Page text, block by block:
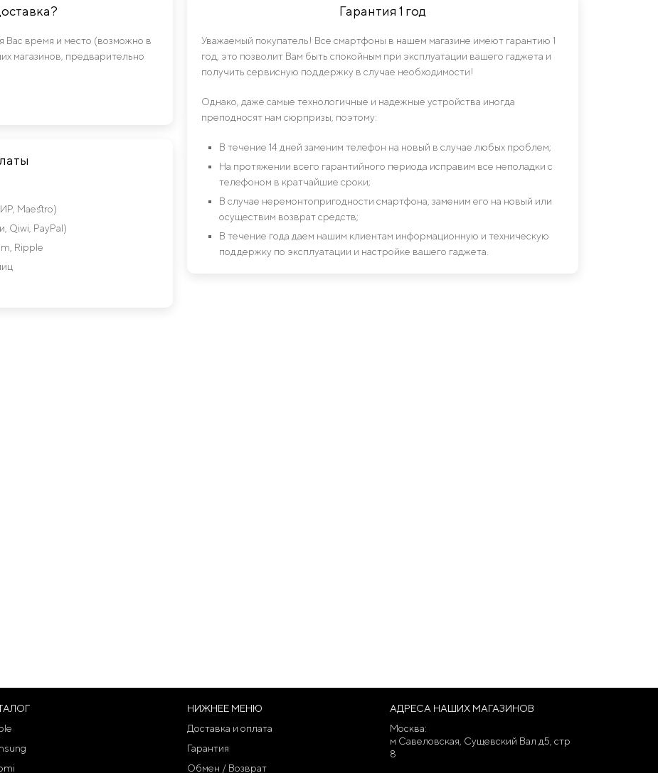
Вас время и место (возможно в
магазинов, предварительно
Maestro)
Qiwi, PayPal)
Ripple
Гарантия 1 год
Уважаемый покупатель! Все смартфоны в нашем магазине имеют гарантию 1
год, это позволит Вам быть спокойным при эксплуатации вашего гаджета и
получить сервисную поддержку в случае необходимости!
Однако, даже самые технологичные и надежные устройства иногда
преподносят нам сюрпризы, поэтому:
В течение 14 дней заменим телефон на новый в случае любых проблем;
На протяжении всего гарантийного периода исправим все неполадки с
телефоном в кратчайшие сроки;
В случае неремонтопригодности смартфона, заменим его на новый или
осуществим возврат средств;
В течение года даем нашим клиентам информационную и техническую
поддержку по эксплуатации и настройке вашего гаджета.
НИЖНЕЕ МЕНЮ
Доставка и оплата
Гарантия
Обмен / Возврат
АДРЕСА НАШИХ МАГАЗИНОВ
Москва:
м Савеловская, Сущевский Вал д5, стр
8